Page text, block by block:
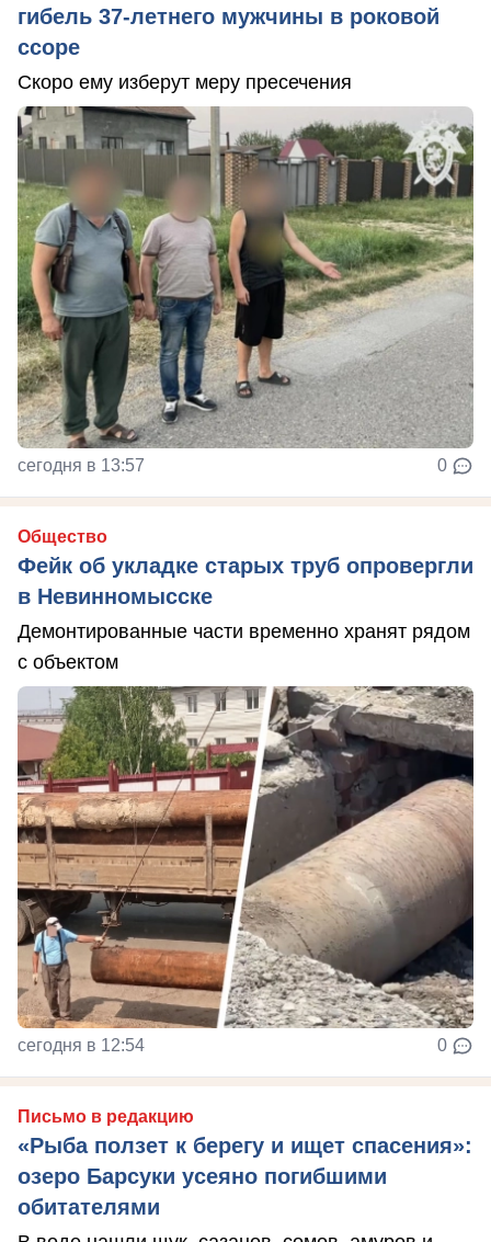
гибель 37-летнего мужчины в роковой
ссоре
Скоро ему изберут меру пресечения
сегодня в 13:57 0
Общество
Фейк об укладке старых труб опровергли
в Невинномысске
Демонтированные части временно хранят рядом
с объектом
сегодня в 12:54 0
Письмо в редакцию
«Рыба ползет к берегу и ищет спасения»:
озеро Барсуки усеяно погибшими
обитателями